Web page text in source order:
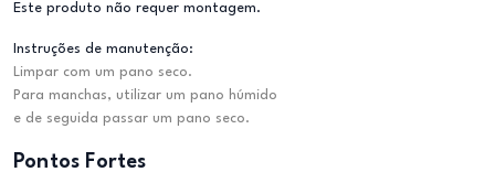
Este produto não requer montagem.
Instruções de manutenção:
Limpar com um pano seco.
Para manchas, utilizar um pano húmido
e de seguida passar um pano seco.
Pontos Fortes